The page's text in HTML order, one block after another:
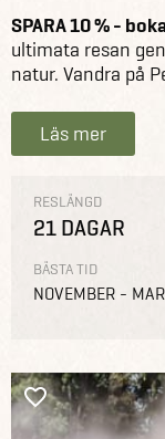
SPARA 10 % -
ultimata resan
natur. Vandra på
Läs mer
RESLÄNGD
21 DAGAR
BÄSTA TID
NOVEMBER -